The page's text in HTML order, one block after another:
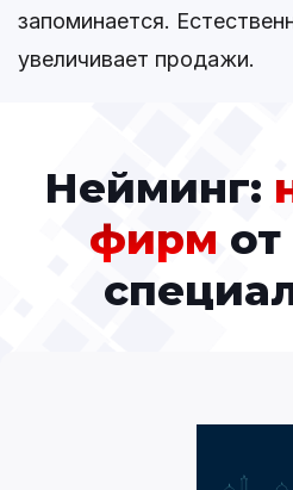
запоминается.
увеличивает продажи.
Нейминг:
фирм